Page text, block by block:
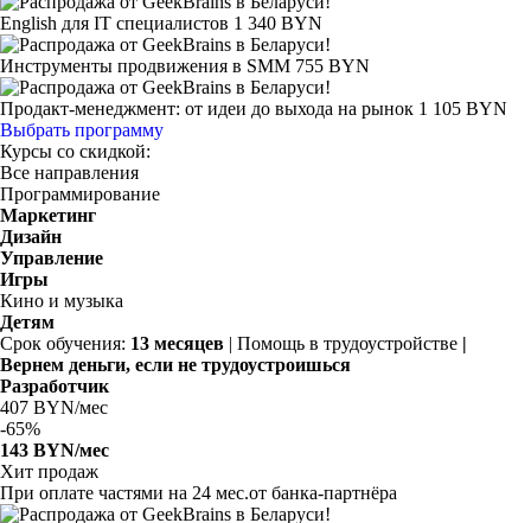
English для IT специалистов 1 340 BYN
Инструменты продвижения в SMM 755 BYN
Продакт-менеджмент: от идеи до выхода на рынок 1 105 BYN
Выбрать программу
Курсы со скидкой:
Все направления
Программирование
Маркетинг
Дизайн
Управление
Игры
Кино и музыка
Детям
Срок обучения: 13 месяцев | Помощь в трудоустройстве |
Вернем деньги, если не трудоустроишься
Разработчик
407 BYN/мес
-65%
143 BYN/мес
Хит продаж
При оплате частями на 24 мес.от банка-партнёра